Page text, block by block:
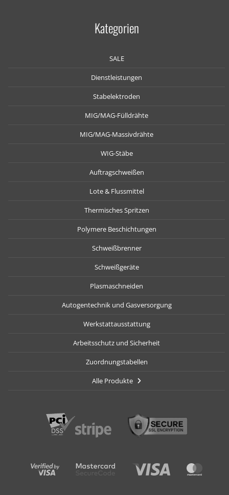
Kategorien
SALE
Dienstleistungen
Stabelektroden
MIG/MAG-Fülldrähte
MIG/MAG-Massivdrähte
WIG-Stäbe
Auftragschweißen
Lote & Flussmittel
Thermisches Spritzen
Polymere Beschichtungen
Schweißbrenner
Schweißgeräte
Plasmaschneiden
Autogentechnik und Gasversorgung
Werkstattausstattung
Arbeitsschutz und Sicherheit
Zuordnungstabellen
Alle Produkte